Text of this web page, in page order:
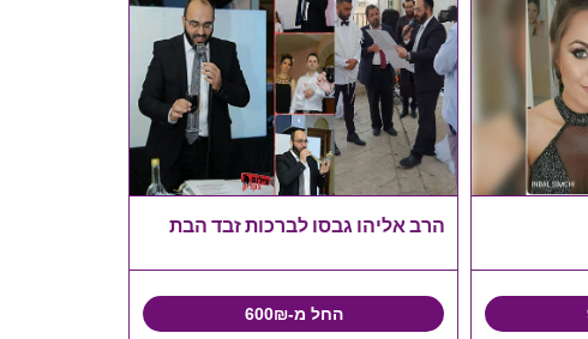
הרב אליהו גבסו לברכות זבד הבת
החל מ-600₪